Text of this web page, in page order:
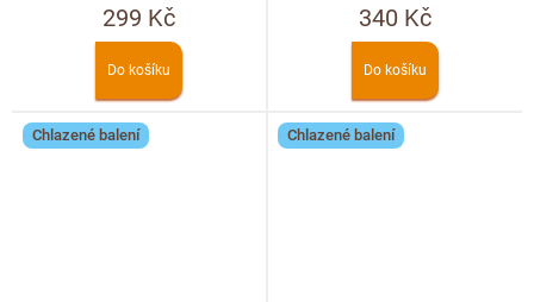
299 Kč
Do košíku
mandlemi, pomerančem a
rybízem
340 Kč
Do košíku
Chlazené balení Chlazené balení